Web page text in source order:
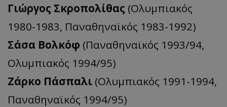
Γιώργος Σκροπολίθας (Ολυμπιακός
1980-1983, Παναθηναϊκός 1983-1992)
Σάσα Βολκόφ (Παναθηναϊκός 1993/94,
Ολυμπιακός 1994/95)
Ζάρκο Πάσπαλι (Ολυμπιακός 1991-1994,
Παναθηναϊκός 1994/95)